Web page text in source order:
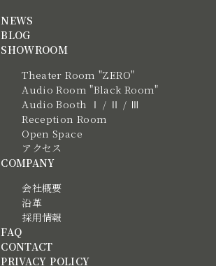
NEWS
BLOG
SHOWROOM
Theater Room "ZERO"
Audio Room "Black Room"
Audio Booth Ⅰ / Ⅱ / Ⅲ
Reception Room
Open Space
アクセス
COMPANY
会社概要
沿革
採用情報
FAQ
CONTACT
PRIVACY POLICY